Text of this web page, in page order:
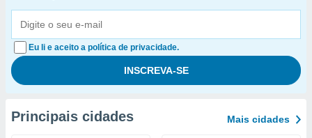
Eu li e aceito a política de privacidade.
Principais cidades Mais cidades